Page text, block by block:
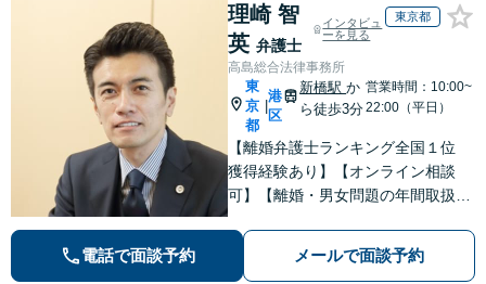
理崎 智
英 弁護士
インタビュ
ーを見る
東京都
高島総合法律事務所
東
京
都
|
港
区
新橋駅か
ら徒歩3分
営業時間：10:00~
22:00（平日）
【離婚弁護士ランキング全国１位
獲得経験あり】【オンライン相談
可】【離婚・男女問題の年間取扱件
き寝入りしたくないという方は是非
ご相談ください。
電話で面談予約 メールで面談予約